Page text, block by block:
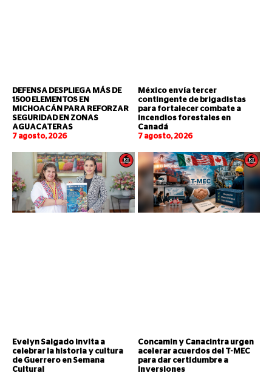
DEFENSA DESPLIEGA MÁS DE
1500 ELEMENTOS EN
MICHOACÁN PARA REFORZAR
SEGURIDAD EN ZONAS
AGUACATERAS
7 agosto, 2026
México envía tercer
contingente de brigadistas
para fortalecer combate a
incendios forestales en
Canadá
7 agosto, 2026
Evelyn Salgado invita a
celebrar la historia y cultura
de Guerrero en Semana
Cultural
Concamin y Canacintra urgen
acelerar acuerdos del T-MEC
para dar certidumbre a
inversiones